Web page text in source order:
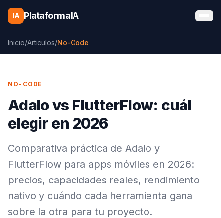
Saltar al contenido
IA PlataformaIA
Inicio/Artículos/No-Code
NO-CODE
Adalo vs FlutterFlow: cuál
elegir en 2026
Comparativa práctica de Adalo y
FlutterFlow para apps móviles en 2026:
precios, capacidades reales, rendimiento
nativo y cuándo cada herramienta gana
sobre la otra para tu proyecto.